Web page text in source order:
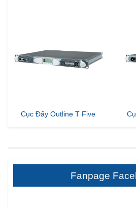
Cục Đẩy Outline T Five
Fanpage